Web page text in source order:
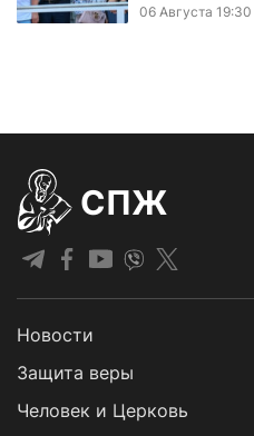
06 Августа 19:30
СПЖ
Новости
Защита веры
Человек и Церковь